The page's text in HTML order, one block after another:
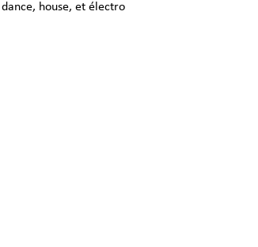
house, et électro